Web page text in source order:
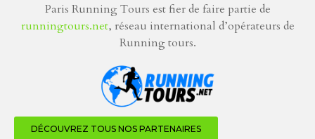
Paris Running Tours est fier de faire partie de
runningtours.net, réseau international d’opérateurs de
Running tours.
DÉCOUVREZ TOUS NOS PARTENAIRES